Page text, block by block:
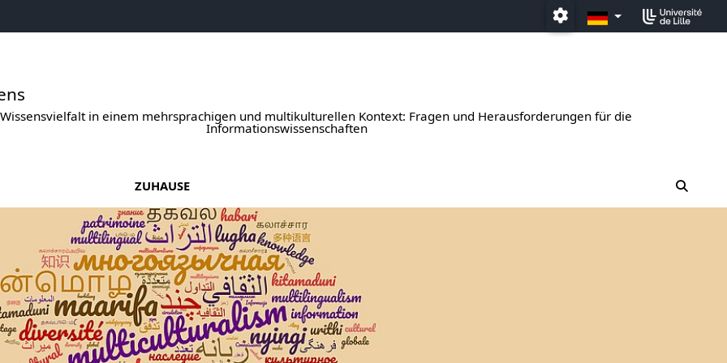
Paramétrage
DE
in einem mehrsprachigen und multikulturellen Kontext: Fragen und Herausforderungen für die
Informationswissenschaften
ZUHAUSE